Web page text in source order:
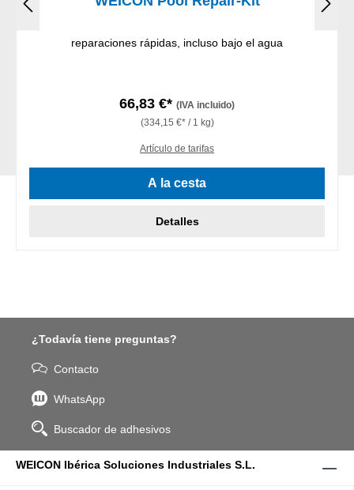
reparaciones rápidas, incluso bajo el agua
66,83 €* (IVA incluido)
(334,15 €* / 1 kg)
Artículo de tarifas
A la cesta
Detalles
¿Todavía tiene preguntas?
Contacto
WhatsApp
Buscador de adhesivos
WEICON Ibérica Soluciones Industriales S.L.